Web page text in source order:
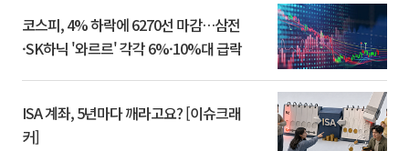
코스피, 4% 하락에 6270선 마감…삼전
·SK하닉 '와르르' 각각 6%·10%대 급락
ISA 계좌, 5년마다 깨라고요? [이슈크래
커]